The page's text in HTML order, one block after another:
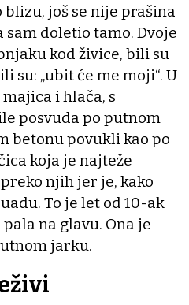
još se nije prašina
sam doletio tamo. Dvoje
kod živice, bili su
su: „ubit će me moji“. U
i hlača, s
posvuda po putnom
betonu povukli kao po
koja je najteže
njih jer je, kako
To je let od 10-ak
na glavu. Ona je
jarku.